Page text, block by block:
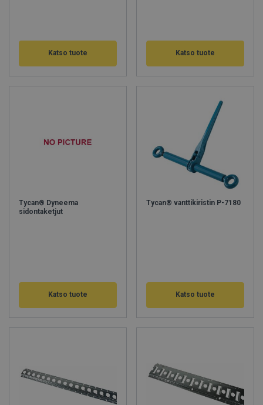
Katso tuote Katso tuote
Tycan® Dyneema
sidontaketjut
Katso tuote
Tycan® vanttikiristin P-7180
Katso tuote